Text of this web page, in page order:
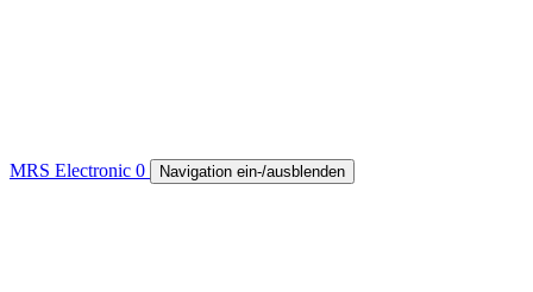
MRS Electronic 0 Navigation ein-/ausblenden